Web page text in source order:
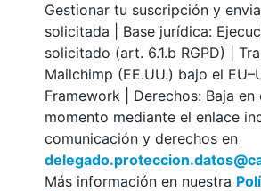
Gestionar tu suscripción y
solicitada | Base jurídica:
solicitado (art. 6.1.b RGPD) |
Mailchimp (EE.UU.) bajo el
Framework | Derechos: Baja en
momento mediante el enlace
comunicación y derechos en
Más información en nuestra